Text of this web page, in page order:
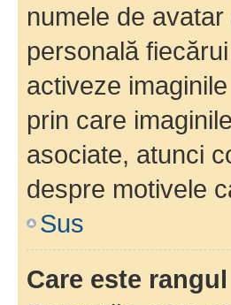
numele de
personală
activeze
prin care
asociate, atunci
despre motivele
Sus
Care este